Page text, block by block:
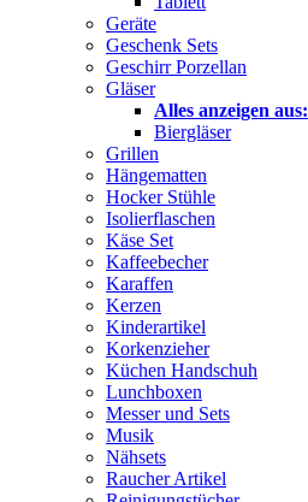
Geräte
Geschenk Sets
Geschirr Porzellan
Gläser
Alles anzeigen aus:
Biergläser
Grillen
Hängematten
Hocker Stühle
Isolierflaschen
Käse Set
Kaffeebecher
Karaffen
Kerzen
Kinderartikel
Korkenzieher
Küchen Handschuh
Lunchboxen
Messer und Sets
Musik
Nähsets
Raucher Artikel